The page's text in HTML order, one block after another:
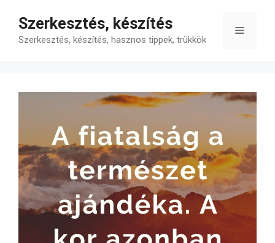
tartalomba
Szerkesztés, készítés
Szerkesztés, készítés, hasznos tippek, trükkök
Menü